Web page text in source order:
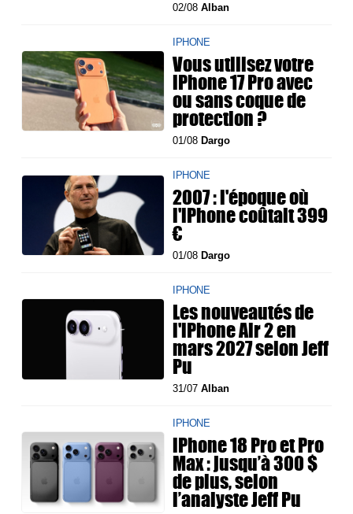
02/08Alban
IPHONE
Vous utilisez votre
iPhone 17 Pro avec
ou sans coque de
protection ?
01/08 Dargo
IPHONE
2007 : l'époque où
l'iPhone coûtait 399
€
01/08 Dargo
IPHONE
Les nouveautés de
l'iPhone Air 2 en
mars 2027 selon Jeff
Pu
31/07Alban
IPHONE
iPhone 18 Pro et Pro
Max : jusqu’à 300 $
de plus, selon
l’analyste Jeff Pu